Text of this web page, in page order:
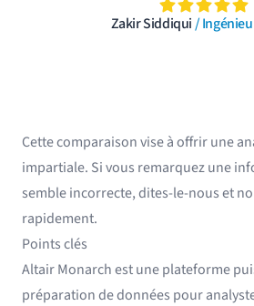
Zakir Siddiqui/
Cette comparaison vise à offrir une
impartiale. Si vous remarquez une
semble incorrecte, dites-le-nous et
rapidement.
Points clés
Altair Monarch est une plateforme
préparation de données pour